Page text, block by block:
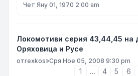
Чет Яну 01, 1970 2:00 am
Локомотиви серия 43,44,45 на
Оряховица и Русе
отrexkos»Сря Ное 05, 2008 9:30 pm
1 … 4 5 6